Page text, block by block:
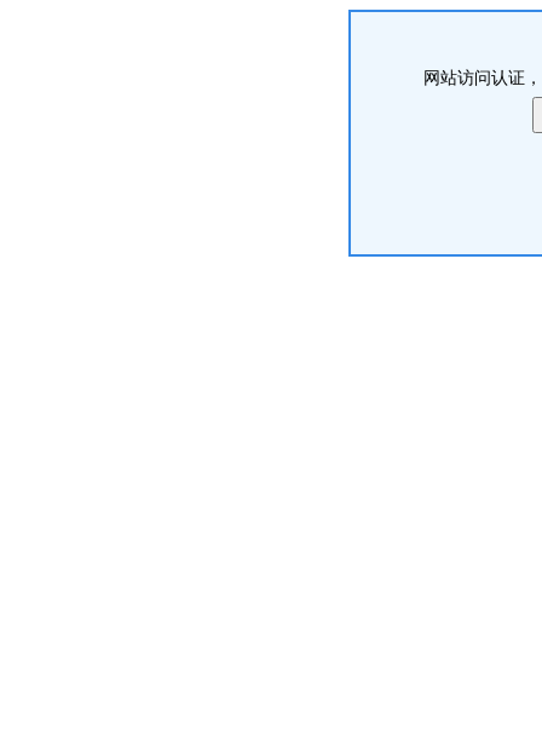
网站访问认证